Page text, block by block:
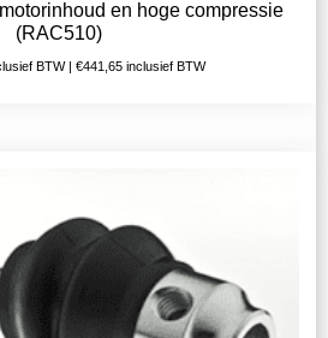
en hoge compressie
(RAC510)
BTW | €441,65inclusief BTW